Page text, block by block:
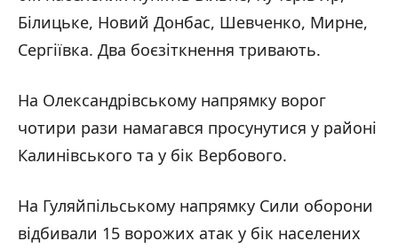
Білицьке, Новий Донбас, Шевченко, Мирне,
Сергіївка. Два боєзіткнення тривають.
На Олександрівському напрямку ворог
чотири рази намагався просунутися у районі
Калинівського та у бік Вербового.
На Гуляйпільському напрямку Сили оборони
відбивали 15 ворожих атак у бік населених